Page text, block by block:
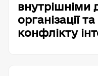
внутрішніми
організації
конфлікту